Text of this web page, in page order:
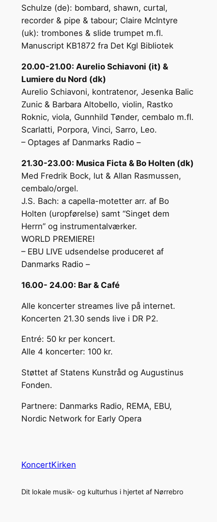
Schulze (de): bombard, shawn, curtal,
recorder & pipe & tabour; Claire McIntyre
(uk): trombones & slide trumpet m.fl.
Manuscript KB1872 fra Det Kgl Bibliotek
20.00-21.00: Aurelio Schiavoni (it) &
Lumiere du Nord (dk)
Aurelio Schiavoni, kontratenor, Jesenka Balic
Zunic & Barbara Altobello, violin, Rastko
Roknic, viola, Gunnhild Tønder, cembalo m.fl.
Scarlatti, Porpora, Vinci, Sarro, Leo.
– Optages af Danmarks Radio –
21.30-23.00: Musica Ficta & Bo Holten (dk)
Med Fredrik Bock, lut & Allan Rasmussen,
cembalo/orgel.
J.S. Bach: a capella-motetter arr. af Bo
Holten (uropførelse) samt “Singet dem
Herrn” og instrumentalværker.
WORLD PREMIERE!
– EBU LIVE udsendelse produceret af
Danmarks Radio –
16.00- 24.00: Bar & Café
Alle koncerter streames live på internet.
Koncerten 21.30 sends live i DR P2.
Entré: 50 kr per koncert.
Alle 4 koncerter: 100 kr.
Støttet af Statens Kunstråd og Augustinus
Fonden.
Partnere: Danmarks Radio, REMA, EBU,
Nordic Network for Early Opera
KoncertKirken
Dit lokale musik- og kulturhus i hjertet af Nørrebro